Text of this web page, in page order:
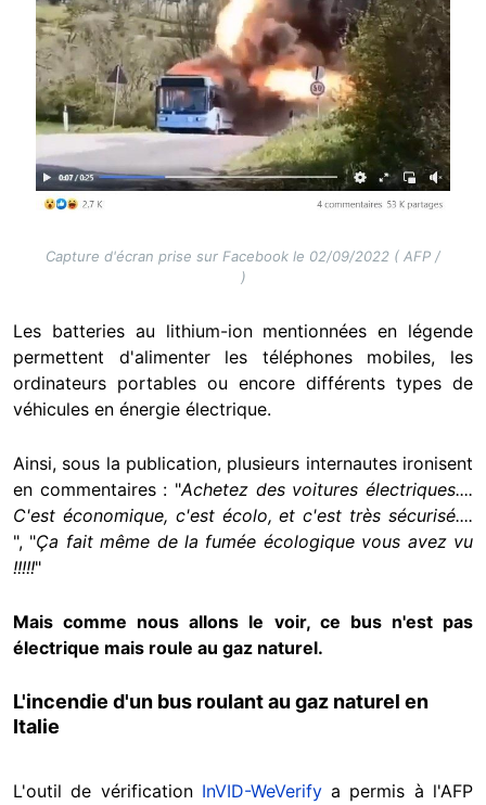
Capture d'écran prise sur Facebook le 02/09/2022 ( AFP /
)
Les batteries au lithium-ion mentionnées en légende
permettent d'alimenter les téléphones mobiles, les
ordinateurs portables ou encore différents types de
véhicules en énergie électrique.
Ainsi, sous la publication, plusieurs internautes ironisent
en commentaires : "Achetez des voitures électriques....
C'est économique, c'est écolo, et c'est très sécurisé....
", "Ça fait même de la fumée écologique vous avez vu
!!!!!"
Mais comme nous allons le voir, ce bus n'est pas
électrique mais roule au gaz naturel.
L'incendie d'un bus roulant au gaz naturel en
Italie
L'outil de vérificationInVID-WeVerifya permis à l'AFP